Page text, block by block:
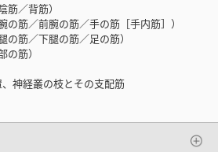
／背筋）
筋／前腕の筋／手の筋［手内筋］）
筋／下腿の筋／足の筋）
筋）
神経叢の枝とその支配筋